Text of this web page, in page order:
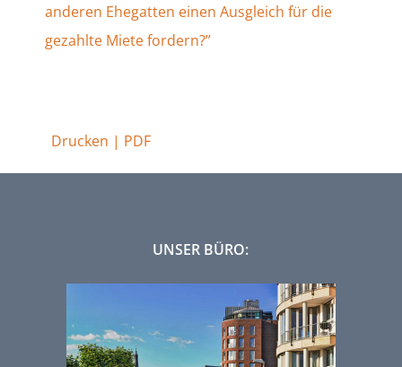
anderen Ehegatten einen Ausgleich für die
gezahlte Miete fordern?”
Drucken | PDF
UNSER BÜRO: